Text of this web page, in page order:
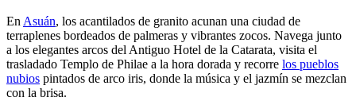
En Asuán, los acantilados de granito acunan una ciudad de
terraplenes bordeados de palmeras y vibrantes zocos. Navega junto
a los elegantes arcos del Antiguo Hotel de la Catarata, visita el
trasladado Templo de Philae a la hora dorada y recorre los pueblos
nubios pintados de arco iris, donde la música y el jazmín se mezclan
con la brisa.